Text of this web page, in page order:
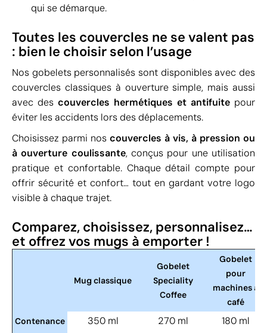
qui se démarque.
Toutes les couvercles ne se valent pas
: bien le choisir selon l’usage
Nos gobelets personnalisés sont disponibles avec des
couvercles classiques à ouverture simple, mais aussi
avec des couvercles hermétiques et antifuite pour
éviter les accidents lors des déplacements.
Choisissez parmi nos couvercles à vis, à pression ou
à ouverture coulissante, conçus pour une utilisation
pratique et confortable. Chaque détail compte pour
offrir sécurité et confort… tout en gardant votre logo
visible à chaque trajet.
Comparez, choisissez, personnalisez…
et offrez vos mugs à emporter !
Mug classique
Gobelet
Speciality
Coffee
Gobelet
pour
machines à
café
Contenance
350 ml 270 ml 180 ml